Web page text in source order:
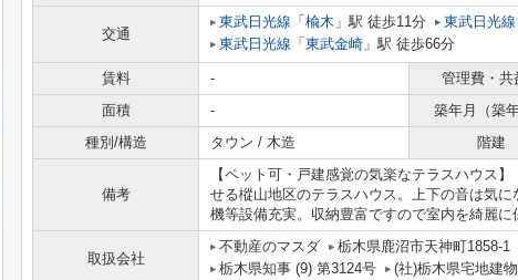
交通
東武日光線 「 楡木 」駅 徒歩11分 東武日光線
東武日光線 「 東武金崎 」駅 徒歩66分
賃料 - 管理費・共
面積
- 築年月（築年
種別/構造
タウン / 木造 階建
備考
【ペット可・戸建感覚の気楽なテラスハウス
せる樅山地区のテラスハウス。上下の音は気
機等設備充実。収納豊富ですので室内を綺麗に
取扱会社
不動産のマスダ 栃木県鹿沼市天神町1858-1
栃木県知事 (9) 第3124号
(社)栃木県宅地建